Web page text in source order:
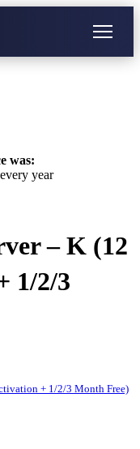
was:
every year
– K (12
1/2/3
+ 1/2/3 Month Free)